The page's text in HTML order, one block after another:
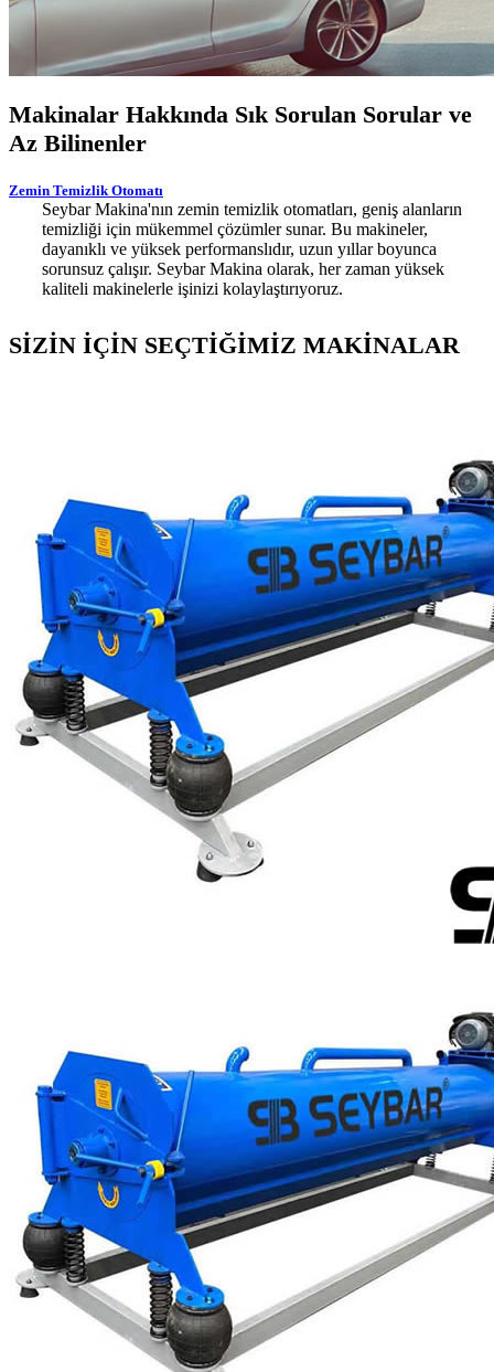
Makinalar Hakkında Sık Sorulan Sorular ve
Az Bilinenler
Zemin Temizlik Otomatı
Seybar Makina'nın zemin temizlik otomatları, geniş alanların
temizliği için mükemmel çözümler sunar. Bu makineler,
dayanıklı ve yüksek performanslıdır, uzun yıllar boyunca
sorunsuz çalışır. Seybar Makina olarak, her zaman yüksek
kaliteli makinelerle işinizi kolaylaştırıyoruz.
SİZİN İÇİN SEÇTİĞİMİZ MAKİNALAR